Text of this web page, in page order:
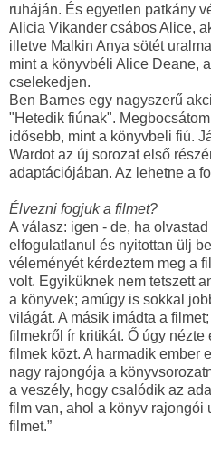
ruháján. És egyetlen patkány
Alicia Vikander csábos Alice,
illetve Malkin Anya sötét
mint a könyvbéli Alice Deane,
cselekedjen.
Ben Barnes egy nagyszerű
"Hetedik fiúnak".
idősebb, mint a könyvbeli fiú.
Wardot az új sorozat első
adaptációjában. Az lehetne a
Élvezni fogjuk a filmet?
A válasz: igen - de, ha
elfogulatlanul és nyitottan ülj
véleményét kérdeztem meg a
volt. Egyiküknek nem tetszett
a könyvek; amúgy is sokkal
világát. A másik imádta a
filmekről ír kritikát. Ő úgy nézte
filmek közt. A harmadik ember
nagy rajongója a
a veszély, hogy csalódik az
film van, ahol a könyv rajongói
filmet.”